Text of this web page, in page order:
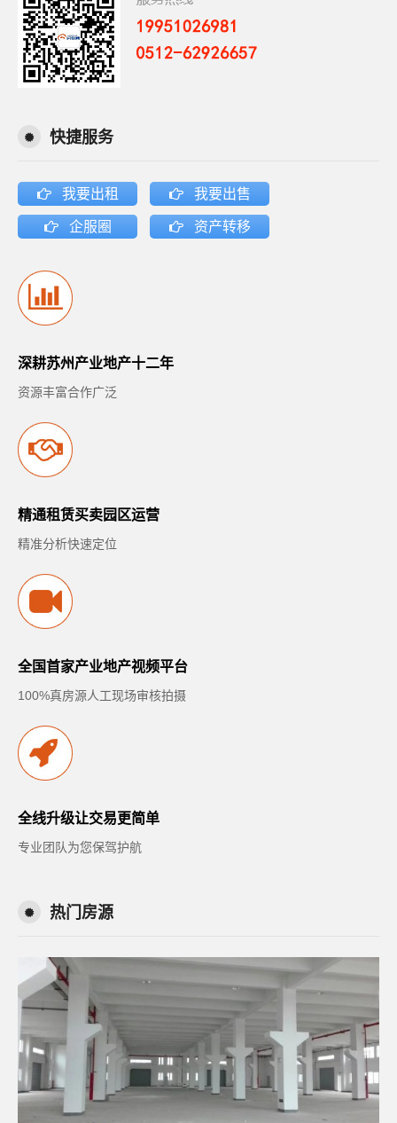
快捷服务
我要出租 我要出售
企服圈 资产转移
深耕苏州产业地产十二年
资源丰富合作广泛
精通租赁买卖园区运营
精准分析快速定位
全国首家产业地产视频平台
100%真房源人工现场审核拍摄
全线升级让交易更简单
专业团队为您保驾护航
热门房源